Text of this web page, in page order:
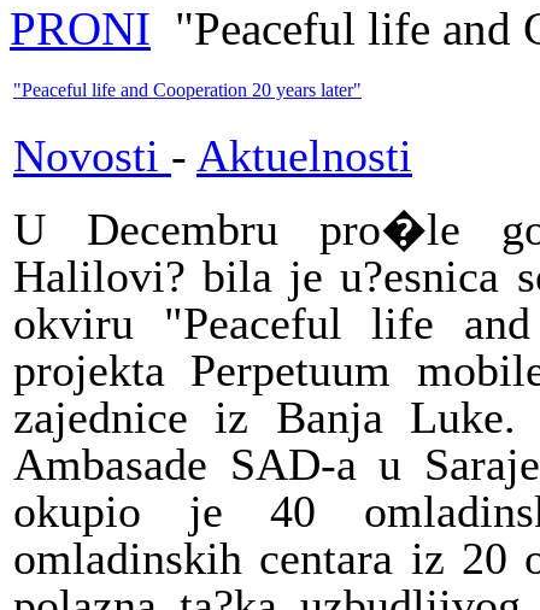
PRONI "Peaceful life and
"Peaceful life and Cooperation 20 years later"
Novosti - Aktuelnosti
U Decembru pro�le
Halilovi? bila je u?esnica
okviru "Peaceful life
projekta Perpetuum
zajednice iz Banja
Ambasade SAD-a u
okupio je
40
omladinskih centara iz